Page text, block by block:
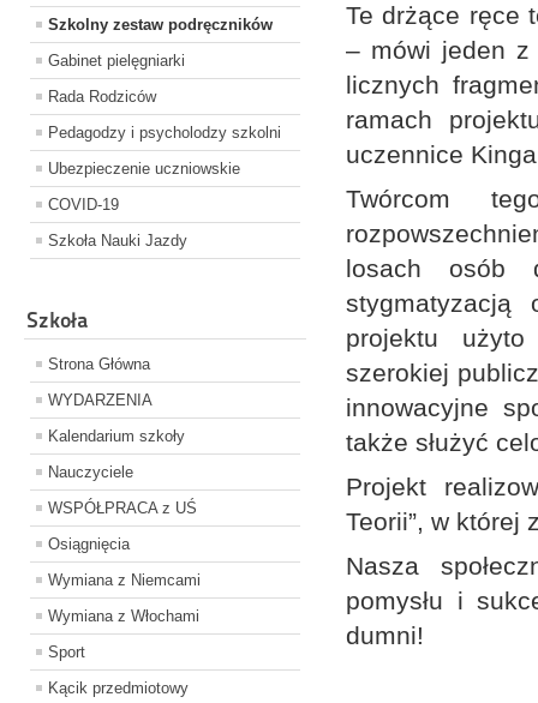
Szkolny zestaw podręczników
Gabinet pielęgniarki
Rada Rodziców
Pedagodzy i psycholodzy szkolni
Ubezpieczenie uczniowskie
COVID-19
Szkoła Nauki Jazdy
Szkoła
Strona Główna
WYDARZENIA
Kalendarium szkoły
Nauczyciele
WSPÓŁPRACA z UŚ
Osiągnięcia
Wymiana z Niemcami
Wymiana z Włochami
Sport
Kącik przedmiotowy
Te drżące ręce
– mówi jeden z
licznych
ramach
uczennice
Twórcom
losach osób
stygmatyzacją
projektu
szerokiej
innowacyjne
także służyć
Projekt
Teorii”, w której
Nasza
pomysłu i
dumni!